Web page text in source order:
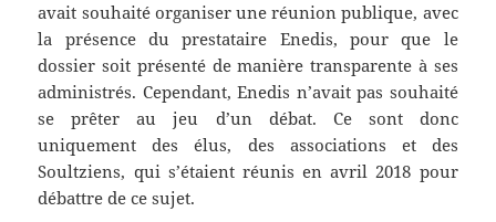
avait souhaité organiser une réunion publique, avec
la présence du prestataire Enedis, pour que le
dossier soit présenté de manière transparente à ses
administrés. Cependant, Enedis n’avait pas souhaité
se prêter au jeu d’un débat. Ce sont donc
uniquement des élus, des associations et des
Soultziens, qui s’étaient réunis en avril 2018 pour
débattre de ce sujet.